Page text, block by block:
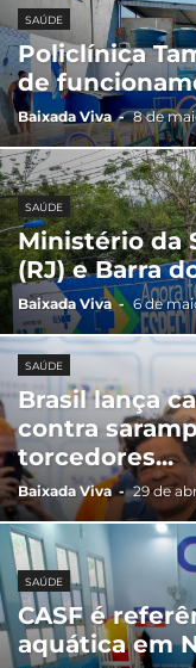
SAÚDE
Policlínica
de
Baixada Viva - 8 de
SAÚDE
Ministério da
(RJ) e Barra
Baixada Viva - 6 de
SAÚDE
Brasil lança
contra
torcedores...
Baixada Viva - 29 de
SAÚDE
CASF é
aquática em